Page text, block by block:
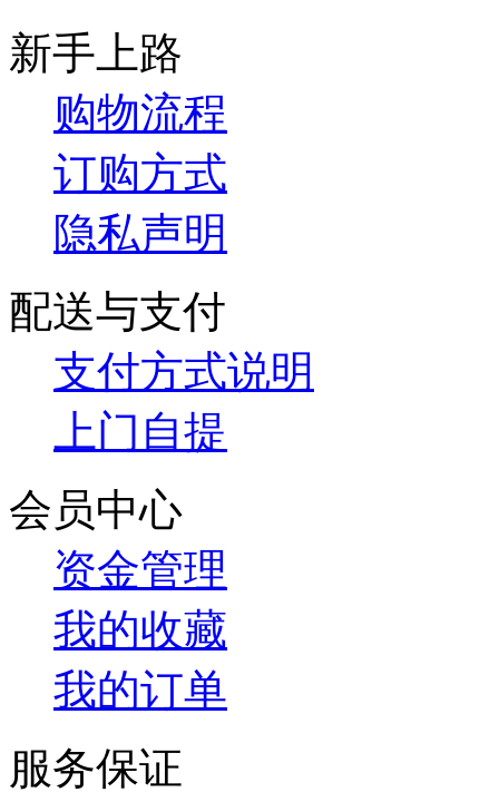
新手上路
购物流程
订购方式
隐私声明
配送与支付
支付方式说明
上门自提
会员中心
资金管理
我的收藏
我的订单
服务保证